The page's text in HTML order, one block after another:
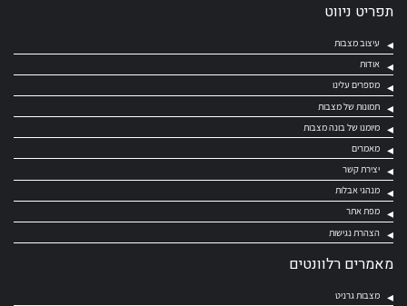
תפריט ניווט
עיצוב מצבות
אודות
מספרים עלינו
תמונות של מצבות
מיומנו של בונה מצבות
מאמרים
יצירת קשר
מנהגי אבלות
מפת אתר
הצהרת נגישות
מאמרים רלוונטים
מצבות גרניט